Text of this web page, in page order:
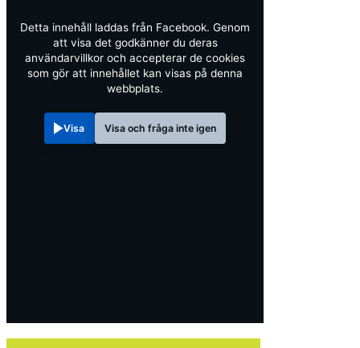
Detta innehåll laddas från Facebook. Genom
att visa det godkänner du deras
användarvillkor och accepterar de cookies
som gör att innehållet kan visas på denna
webbplats.
Visa Visa och fråga inte igen